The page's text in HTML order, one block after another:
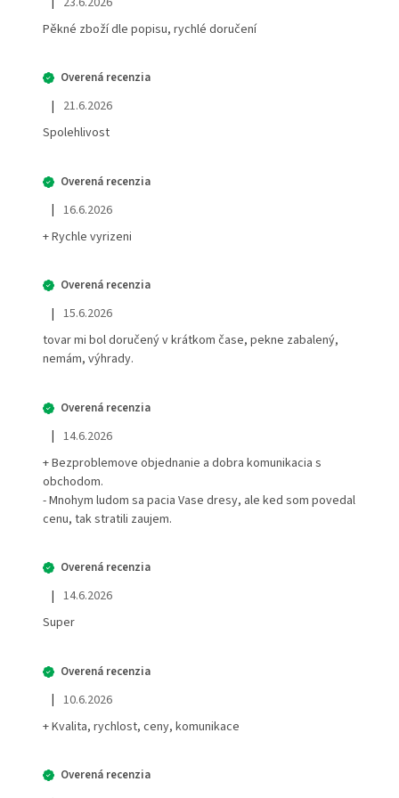
Hodnotenie obchodu je 5 z 5 hviezdičiek.
Pěkné zboží dle popisu, rychlé doručení
Hodnotenie obchodu je 5 z 5 hviezdičiek.
| 21.6.2026
Spolehlivost
Hodnotenie obchodu je 5 z 5 hviezdičiek.
| 16.6.2026
+ Rychle vyrizeni
Hodnotenie obchodu je 5 z 5 hviezdičiek.
| 15.6.2026
tovar mi bol doručený v krátkom čase, pekne zabalený,
nemám, výhrady.
Hodnotenie obchodu je 5 z 5 hviezdičiek.
| 14.6.2026
+ Bezproblemove objednanie a dobra komunikacia s
obchodom.
- Mnohym ludom sa pacia Vase dresy, ale ked som povedal
cenu, tak stratili zaujem.
Hodnotenie obchodu je 5 z 5 hviezdičiek.
| 14.6.2026
Super
Hodnotenie obchodu je 5 z 5 hviezdičiek.
| 10.6.2026
+ Kvalita, rychlost, ceny, komunikace